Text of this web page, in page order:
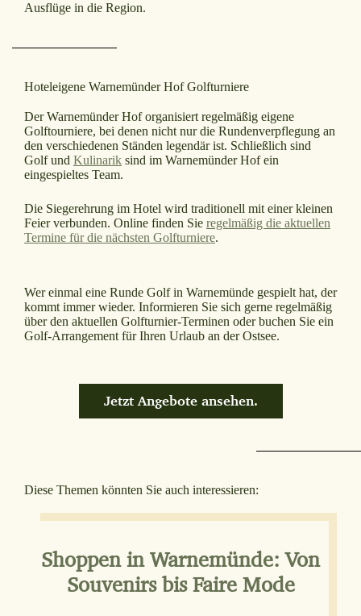
Ausflüge in die Region.
Hoteleigene Warnemünder Hof Golfturniere
Der Warnemünder Hof organisiert regelmäßig eigene
Golftourniere, bei denen nicht nur die Rundenverpflegung an
den verschiedenen Ständen legendär ist. Schließlich sind
Golf und Kulinarik sind im Warnemünder Hof ein
eingespieltes Team.
Die Siegerehrung im Hotel wird traditionell mit einer kleinen
Feier verbunden. Online finden Sie regelmäßig die aktuellen
Termine für die nächsten Golfturniere.
Wer einmal eine Runde Golf in Warnemünde gespielt hat, der
kommt immer wieder. Informieren Sie sich gerne regelmäßig
über den aktuellen Golfturnier-Terminen oder buchen Sie ein
Golf-Arrangement für Ihren Urlaub an der Ostsee.
Jetzt Angebote ansehen.
Diese Themen könnten Sie auch interessieren:
Shoppen in Warnemünde: Von
Souvenirs bis Faire Mode